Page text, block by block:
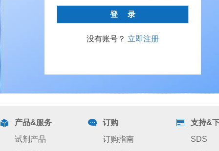
没有账号？ 立即注册
产品&服务
试剂产品
订购
订购指南
支持&
SDS